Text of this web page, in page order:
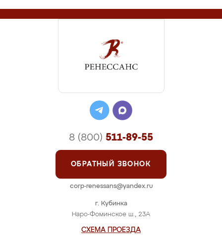
г. Кубинка
Наро-Фоминское ш., 23А
СХЕМА ПРОЕЗДА
8 (800) 511-89-55
ОБРАТНЫЙ ЗВОНОК
corp-renessans@yandex.ru